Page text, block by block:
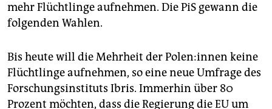
mehr Flüchtlinge aufnehmen. Die PiS gewann die
folgenden Wahlen.
Bis heute will die Mehrheit der Po­len:­in­nen keine
Flüchtlinge aufnehmen, so eine neue Umfrage des
Forschungsinstituts Ibris. Immerhin über 80
Prozent möchten, dass die Regierung die EU um